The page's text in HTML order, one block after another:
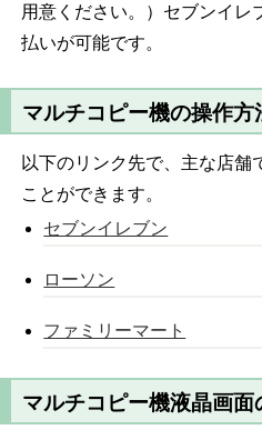
用意ください。）セブンイレ
払いが可能です。
マルチコピー機の操作方
以下のリンク先で、主な店舗
ことができます。
セブンイレブン
ローソン
ファミリーマート
マルチコピー機液晶画面